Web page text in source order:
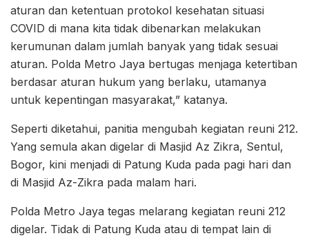
aturan dan ketentuan protokol kesehatan situasi
COVID di mana kita tidak dibenarkan melakukan
kerumunan dalam jumlah banyak yang tidak sesuai
aturan. Polda Metro Jaya bertugas menjaga ketertiban
berdasar aturan hukum yang berlaku, utamanya
untuk kepentingan masyarakat,” katanya.
Seperti diketahui, panitia mengubah kegiatan reuni 212.
Yang semula akan digelar di Masjid Az Zikra, Sentul,
Bogor, kini menjadi di Patung Kuda pada pagi hari dan
di Masjid Az-Zikra pada malam hari.
Polda Metro Jaya tegas melarang kegiatan reuni 212
digelar. Tidak di Patung Kuda atau di tempat lain di